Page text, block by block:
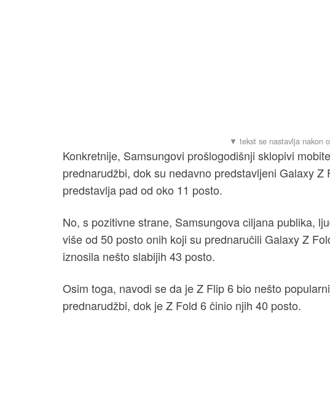
Konkretnije, Samsungovi prošlogodišnji sklopivi
prednarudžbi, dok su nedavno predstavljeni Galaxy
predstavlja pad od oko 11 posto.
No, s pozitivne strane, Samsungova ciljana publika,
više od 50 posto onih koji su prednaručili Galaxy Z
iznosila nešto slabijih 43 posto.
Osim toga, navodi se da je Z Flip 6 bio nešto
prednarudžbi, dok je Z Fold 6 činio njih 40 posto.